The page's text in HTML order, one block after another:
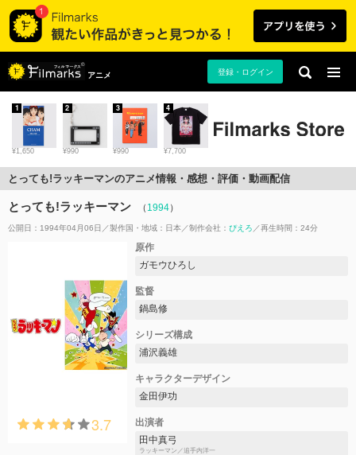
アニメ 登録・ログイン
¥1,650
1
¥990
2
¥990
3
¥7,700
4
とっても!ラッキーマンのアニメ情報・感想・評価・動画配信
とっても!ラッキーマン （ 1994）
公開日：1994年04月06日 製作国・地域： 日本 制作会社： ぴえろ 再生時間：24分
3.7
原作
ガモウひろし
監督
鍋島修
シリーズ構成
浦沢義雄
キャラクターデザイン
金田伊功
出演者
田中真弓
ラッキーマン／追手内洋一